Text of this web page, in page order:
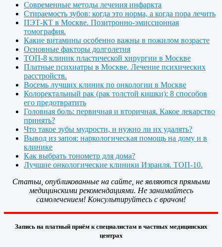
Современные методы лечения инфаркта
Стираемость зубов: когда это норма, а когда пора лечить
ПЭТ-КТ в Москве. Позитронно-эмиссионная
томография.
Какие витамины особенно важны в пожилом возрасте
Основные факторы долголетия
ТОП-8 клиник пластической хирургии в Москве
Платные психиатры в Москве. Лечение психических
расстройств.
Восемь лучших клиник по онкологии в Москве
Колоректальный рак (рак толстой кишки): 8 способов
его предотвратить
Головная боль: первичная и вторичная. Какое лекарство
принять?
Что такое зубы мудрости, и нужно ли их удалять?
Вывод из запоя: наркологическая помощь на дому и в
клинике
Как выбрать тонометр для дома?
Лучшие онкологические клиники Израиля. ТОП-10.
Статьи, опубликованные на сайте, не являются прямыми
медицинскими рекомендациями. Не занимайтесь
самолечением! Консультируйтесь с врачом!
Запись на платный приём к специалистам в частных медицинских
центрах